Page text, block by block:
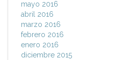
mayo 2016
abril 2016
marzo 2016
febrero 2016
enero 2016
diciembre 2015